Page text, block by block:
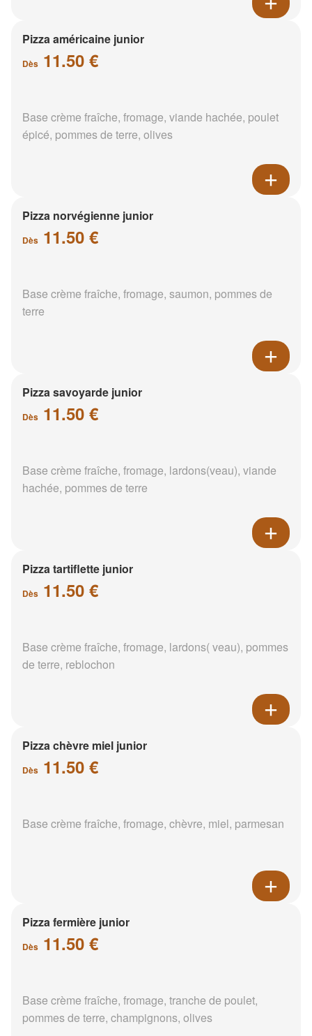
Pizza américaine junior
Dès 11.50 €
Base crème fraîche, fromage, viande hachée, poulet
épicé, pommes de terre, olives
Pizza norvégienne junior
Dès 11.50 €
Base crème fraîche, fromage, saumon, pommes de
terre
Pizza savoyarde junior
Dès 11.50 €
Base crème fraîche, fromage, lardons(veau), viande
hachée, pommes de terre
Pizza tartiflette junior
Dès 11.50 €
Base crème fraîche, fromage, lardons( veau), pommes
de terre, reblochon
Pizza chèvre miel junior
Dès 11.50 €
Base crème fraîche, fromage, chèvre, miel, parmesan
Pizza fermière junior
Dès 11.50 €
Base crème fraîche, fromage, tranche de poulet,
pommes de terre, champignons, olives